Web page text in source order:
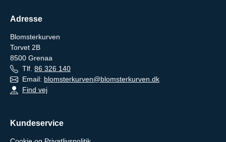
Adresse
Blomsterkurven
Torvet 2B
8500 Grenaa
Tlf. 86 326 140
Email: blomsterkurven@blomsterkurven.dk
Find vej
Kundeservice